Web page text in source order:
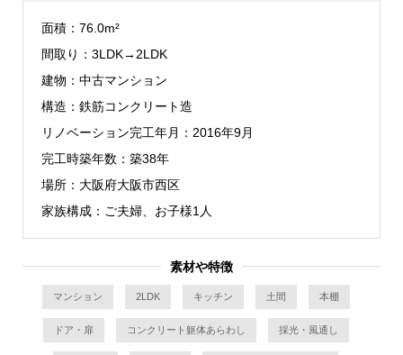
面積
76.0m²
間取り
3LDK→2LDK
建物
中古マンション
構造
鉄筋コンクリート造
リノベーション完工年月
2016年9月
完工時築年数
築38年
場所
大阪府大阪市西区
家族構成
ご夫婦、お子様1人
素材や特徴
マンション 2LDK キッチン 土間 本棚
ドア・扉 コンクリート躯体あらわし 採光・風通し